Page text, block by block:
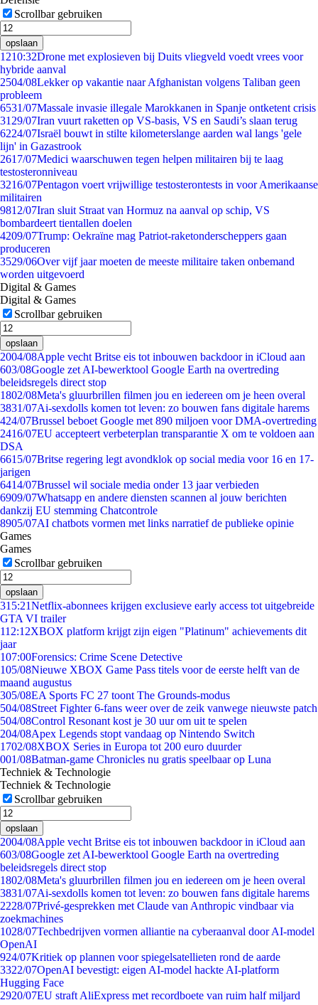
Scrollbar gebruiken
opslaan
1210:32Drone met explosieven bij Duits vliegveld voedt vrees voor
hybride aanval
2504/08Lekker op vakantie naar Afghanistan volgens Taliban geen
probleem
6531/07Massale invasie illegale Marokkanen in Spanje ontketent crisis
31 29/07Iran vuurt raketten op VS-basis, VS en Saudi’s slaan terug
6224/07Israël bouwt in stilte kilometerslange aarden wal langs 'gele
lijn' in Gazastrook
2617/07Medici waarschuwen tegen helpen militairen bij te laag
testosteronniveau
3216/07Pentagon voert vrijwillige testosterontests in voor Amerikaanse
militairen
9812/07Iran sluit Straat van Hormuz na aanval op schip, VS
bombardeert tientallen doelen
4209/07Trump: Oekraïne mag Patriot-raketonderscheppers gaan
produceren
3529/06Over vijf jaar moeten de meeste militaire taken onbemand
worden uitgevoerd
Digital & Games
Digital & Games
Scrollbar gebruiken
opslaan
2004/08Apple vecht Britse eis tot inbouwen backdoor in iCloud aan
603/08Google zet AI-bewerktool Google Earth na overtreding
beleidsregels direct stop
1802/08Meta's gluurbrillen filmen jou en iedereen om je heen overal
3831/07Ai-sexdolls komen tot leven: zo bouwen fans digitale harems
424/07Brussel beboet Google met 890 miljoen voor DMA-overtreding
2416/07EU accepteert verbeterplan transparantie X om te voldoen aan
DSA
6615/07Britse regering legt avondklok op social media voor 16 en 17-
jarigen
6414/07Brussel wil sociale media onder 13 jaar verbieden
6909/07Whatsapp en andere diensten scannen al jouw berichten
dankzij EU stemming Chatcontrole
8905/07AI chatbots vormen met links narratief de publieke opinie
Games
Games
Scrollbar gebruiken
opslaan
315:21Netflix-abonnees krijgen exclusieve early access tot uitgebreide
GTA VI trailer
112:12XBOX platform krijgt zijn eigen "Platinum" achievements dit
jaar
107:00Forensics: Crime Scene Detective
105/08Nieuwe XBOX Game Pass titels voor de eerste helft van de
maand augustus
305/08EA Sports FC 27 toont The Grounds-modus
504/08Street Fighter 6-fans weer over de zeik vanwege nieuwste patch
504/08Control Resonant kost je 30 uur om uit te spelen
204/08Apex Legends stopt vandaag op Nintendo Switch
1702/08XBOX Series in Europa tot 200 euro duurder
001/08Batman-game Chronicles nu gratis speelbaar op Luna
Techniek & Technologie
Techniek & Technologie
Scrollbar gebruiken
opslaan
2004/08Apple vecht Britse eis tot inbouwen backdoor in iCloud aan
603/08Google zet AI-bewerktool Google Earth na overtreding
beleidsregels direct stop
1802/08Meta's gluurbrillen filmen jou en iedereen om je heen overal
3831/07Ai-sexdolls komen tot leven: zo bouwen fans digitale harems
2228/07Privé-gesprekken met Claude van Anthropic vindbaar via
zoekmachines
1028/07Techbedrijven vormen alliantie na cyberaanval door AI-model
OpenAI
924/07Kritiek op plannen voor spiegelsatellieten rond de aarde
3322/07OpenAI bevestigt: eigen AI-model hackte AI-platform
Hugging Face
2920/07EU straft AliExpress met recordboete van ruim half miljard